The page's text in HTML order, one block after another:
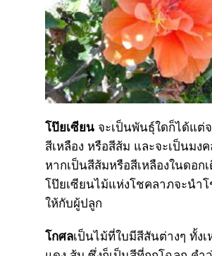
โป๊ยเซียน จะเป็นพันธุ์ใดก็ได้แต่
สีเหลือง หรือสีส้ม และจะเป็นมงค
หากเป็นสีส้มหรือสีเหลืองในดอก
โป๊ยเซียนไม้แห่งโชคลาภจะนำ
ให้กับผู้ปลูก
โกศลเป็นไม้ที่ใบมีสีสันต่างๆ ทั้งเ